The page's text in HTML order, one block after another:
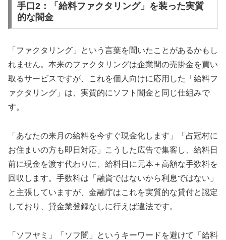
手口2：「給料ファクタリング」を装った実質
的な闇金
「ファクタリング」という言葉を聞いたことがあるかもし
れません。本来のファクタリングは企業間の売掛金を買い
取るサービスですが、これを個人向けに応用した「給料フ
ァクタリング」は、実質的にソフト闇金と同じ仕組みで
す。
「あなたの来月の給料を今すぐ現金化します」「占冠村に
お住まいの方も即日対応」こうした広告で集客し、給料日
前に現金を渡す代わりに、給料日に元本＋高額な手数料を
回収します。手数料は「融資ではないから利息ではない」
と主張していますが、金融庁はこれを実質的な貸付と認定
しており、貸金業登録なしに行えば違法です。
「ソフヤミ」「ソフ闇」というキーワードを避けて「給料